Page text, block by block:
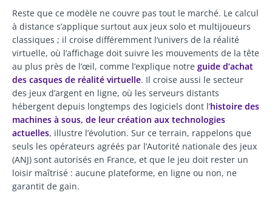
Reste que ce modèle ne couvre pas tout le marché. Le calcul
à distance s’applique surtout aux jeux solo et multijoueurs
classiques ; il croise différemment l’univers de la réalité
virtuelle, où l’affichage doit suivre les mouvements de la tête
au plus près de l’œil, comme l’explique notre guide d’achat
des casques de réalité virtuelle. Il croise aussi le secteur
des jeux d’argent en ligne, où les serveurs distants
hébergent depuis longtemps des logiciels dont l’histoire des
machines à sous, de leur création aux technologies
actuelles, illustre l’évolution. Sur ce terrain, rappelons que
seuls les opérateurs agréés par l’Autorité nationale des jeux
(ANJ) sont autorisés en France, et que le jeu doit rester un
loisir maîtrisé : aucune plateforme, en ligne ou non, ne
garantit de gain.